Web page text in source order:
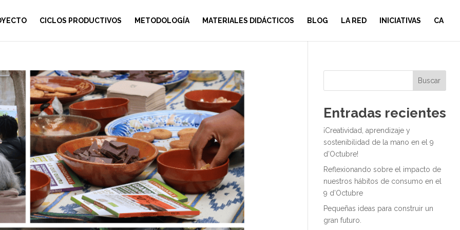
CICLOS PRODUCTIVOS METODOLOGÍA MATERIALES DIDÁCTICOS BLOG LA RED INICIATIVAS CA
Buscar
Entradas recientes
¡Creatividad, aprendizaje y
sostenibilidad de la mano en el 9
d’Octubre!
Reflexionando sobre el impacto de
nuestros hábitos de consumo en el
9 d’Octubre
Pequeñas ideas para construir un
gran futuro.